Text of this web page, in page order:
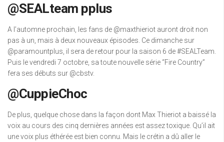
@SEALteam pplus
A l’automne prochain, les fans de @maxthieriot auront droit non
pas à un, mais à deux nouveaux épisodes. Ce dimanche sur
@paramountplus, il sera de retour pour la saison 6 de #SEALTeam.
Puis le vendredi 7 octobre, sa toute nouvelle série “Fire Country”
fera ses débuts sur @cbstv.
@CuppieChoc
De plus, quelque chose dans la façon dont Max Thieriot a baissé la
voix au cours des cinq dernières années est assez toxique. Qu’il ait
une voix plus éthérée est bien connu. Mais le crétin a dû aller le